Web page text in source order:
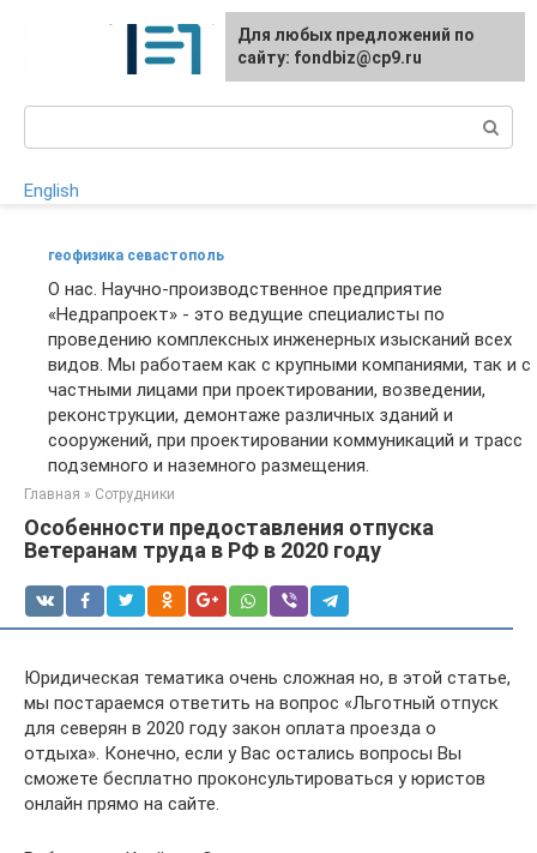
English
геофизика севастополь
О нас. Научно-производственное предприятие
«Недрапроект» - это ведущие специалисты по
проведению комплексных инженерных изысканий всех
видов. Мы работаем как с крупными компаниями, так и с
частными лицами при проектировании, возведении,
реконструкции, демонтаже различных зданий и
сооружений, при проектировании коммуникаций и трасс
подземного и наземного размещения.
Главная » Сотрудники
Особенности предоставления отпуска
Ветеранам труда в РФ в 2020 году
Юридическая тематика очень сложная но, в этой статье,
мы постараемся ответить на вопрос «Льготный отпуск
для северян в 2020 году закон оплата проезда о
отдыха». Конечно, если у Вас остались вопросы Вы
сможете бесплатно проконсультироваться у юристов
онлайн прямо на сайте.
Для любых предложений по
сайту: fondbiz@cp9.ru